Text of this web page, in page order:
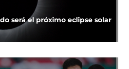
será el próximo eclipse solar